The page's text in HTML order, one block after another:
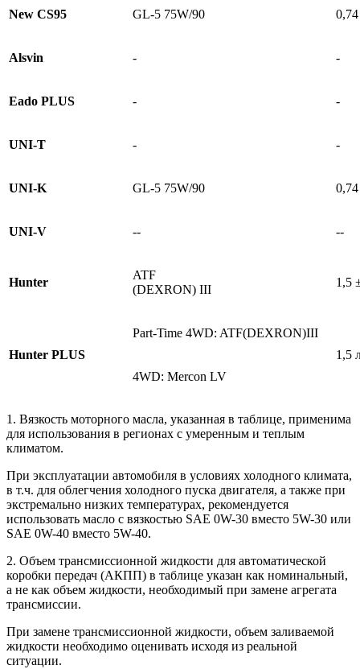
New CS95 GL-5 75W/90
Alsvin - -
Eado PLUS - -
UNI-T - -
UNI-K GL-5 75W/90
UNI-V -- --
Hunter
ATF
(DEXRON) III
1,5
Hunter PLUS
Part-Time 4WD: ATF(DEXRON)III
1,5
4WD: Mercon LV
1. Вязкость моторного масла, указанная в таблице, применима
для использования в регионах с умеренным и теплым
климатом.
При эксплуатации автомобиля в условиях холодного климата,
в т.ч. для облегчения холодного пуска двигателя, а также при
экстремально низких температурах, рекомендуется
использовать масло с вязкостью SAE 0W-30 вместо 5W-30 или
SAE 0W-40 вместо 5W-40.
2. Объем трансмиссионной жидкости для автоматической
коробки передач (АКПП) в таблице указан как номинальный,
а не как объем жидкости, необходимый при замене агрегата
трансмиссии.
При замене трансмиссионной жидкости, объем заливаемой
жидкости необходимо оценивать исходя из реальной
ситуации.